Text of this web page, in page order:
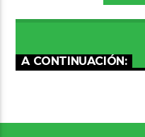
A CONTINUACIÓN: